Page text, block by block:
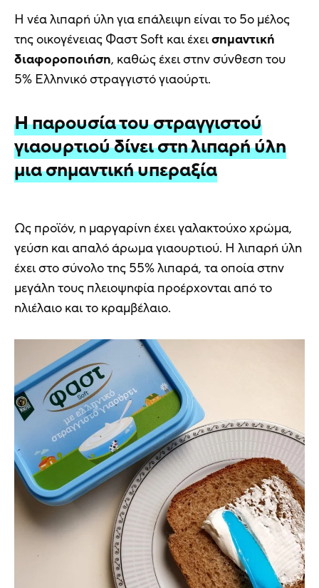
Η νέα λιπαρή ύλη για επάλειψη είναι το 5o μέλος
της οικογένειας Φαστ Soft και έχεισημαντική
διαφοροποιήση, καθώς έχει στην σύνθεση του
5% Ελληνικό στραγγιστό γιαούρτι.
Η παρουσία του στραγγιστού
γιαουρτιού δίνει στη λιπαρή ύλη
μια σημαντική υπεραξία
Ως προϊόν, η μαργαρίνη έχει γαλακτούχο χρώμα,
γεύση και απαλό άρωμα γιαουρτιού. Η λιπαρή ύλη
έχει στο σύνολο της 55% λιπαρά, τα οποία στην
μεγάλη τους πλειοψηφία προέρχονται από το
ηλιέλαιο και το κραμβέλαιο.